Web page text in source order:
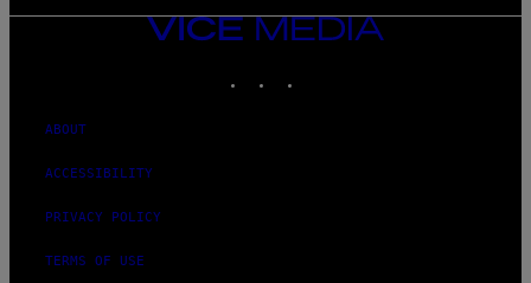
VICE
MEDIA
ABOUT
ACCESSIBILITY
PRIVACY POLICY
TERMS OF USE